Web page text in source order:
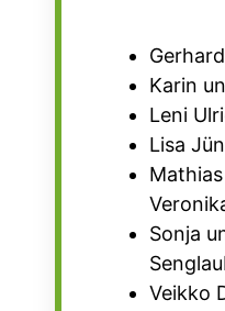
Karin
Leni
Lisa
Sonja
Veikko